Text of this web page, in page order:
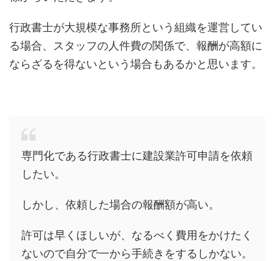
行政書士が大規模な事務所という組織を運営してい
る場合、スタッフの人件費の関係で、報酬が高額に
ならざるを得ないという場合もあるかと思います。
専門化である行政書士に建設業許可申請を依頼
したい。
しかし、依頼した場合の報酬額が高い。
許可は早くほしいが、なるべく費用をかけたく
ないので自分で一から手続きをするしかない。